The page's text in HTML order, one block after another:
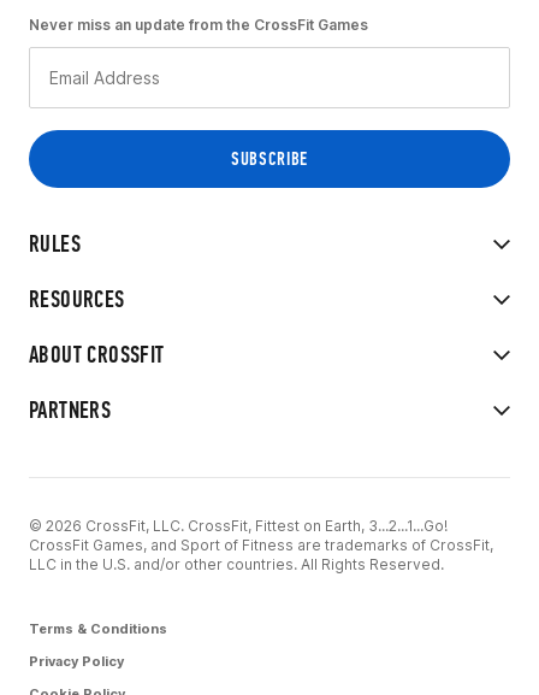
RULES
RESOURCES
ABOUT CROSSFIT
PARTNERS
Never miss an update from the CrossFit Games
© 2026 CrossFit, LLC. CrossFit, Fittest on Earth, 3...2...1...Go!
CrossFit Games, and Sport of Fitness are trademarks of CrossFit,
LLC in the U.S. and/or other countries. All Rights Reserved.
Terms & Conditions
Privacy Policy